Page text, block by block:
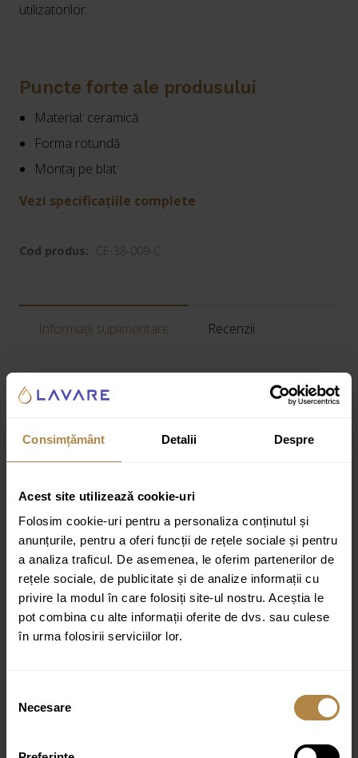
Consimțământ Detalii Despre
Acest site utilizează cookie-uri
Folosim cookie-uri pentru a personaliza conținutul și
anunțurile, pentru a oferi funcții de rețele sociale și pentru
a analiza traficul. De asemenea, le oferim partenerilor de
rețele sociale, de publicitate și de analize informații cu
privire la modul în care folosiți site-ul nostru. Aceștia le
pot combina cu alte informații oferite de dvs. sau culese
în urma folosirii serviciilor lor.
consimțământului
Necesare
utilizatorilor.
Puncte forte ale produsului
Material: ceramică
Forma rotundă
Montaj pe blat
Vezi specificațiile complete
Cod produs: CE-38-009-C
Informații suplimentare Recenzii
Greutate: 4 kg
Dimensiuni:41,5 × 41,5 × 13,5 cm
Specificații tehnice:
Forma rotundă
Gaura de revărsare: nu
Dimensiuni: 41,5×41,5×13,5 cm
Instalare pe blat
Montaj pe blat